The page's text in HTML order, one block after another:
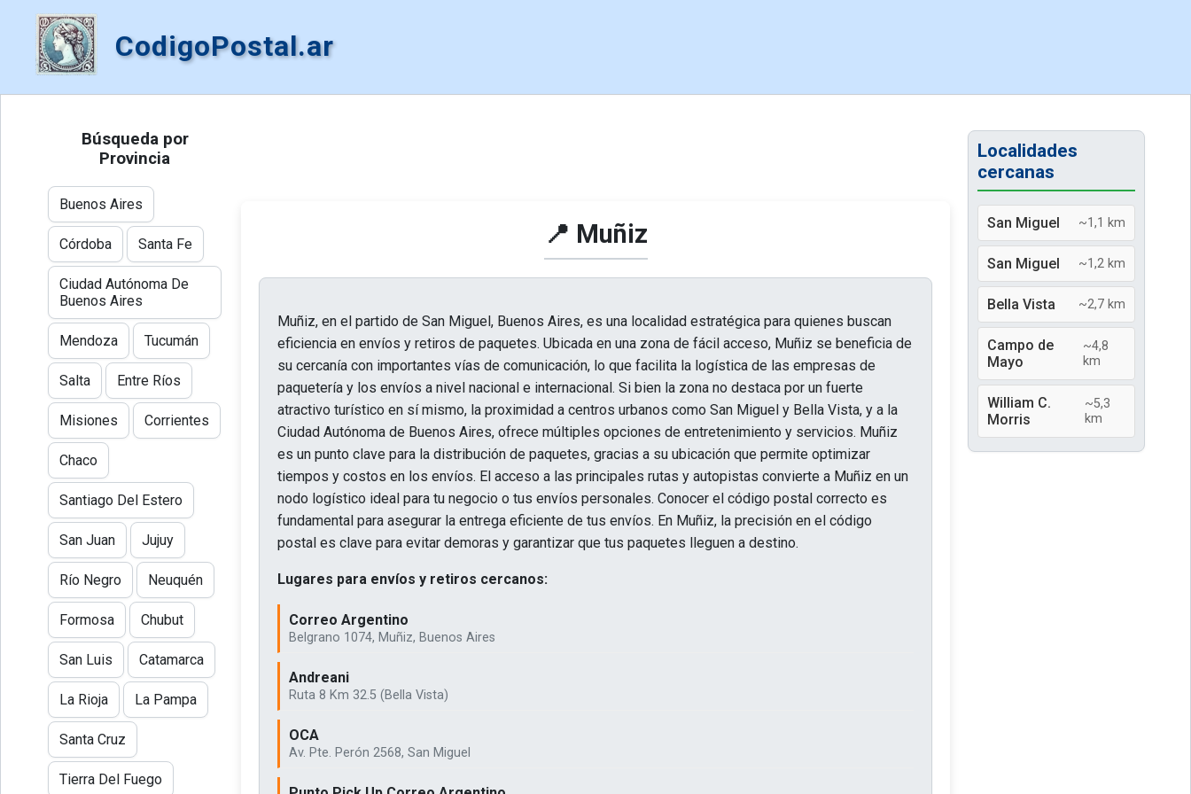
CodigoPostal.ar
📍 Muñiz
Muñiz, en el partido de San Miguel, Buenos Aires, es una localidad estratégica para quienes buscan
eficiencia en envíos y retiros de paquetes. Ubicada en una zona de fácil acceso, Muñiz se beneficia de
su cercanía con importantes vías de comunicación, lo que facilita la logística de las empresas de
paquetería y los envíos a nivel nacional e internacional. Si bien la zona no destaca por un fuerte
atractivo turístico en sí mismo, la proximidad a centros urbanos como San Miguel y Bella Vista, y a la
Ciudad Autónoma de Buenos Aires, ofrece múltiples opciones de entretenimiento y servicios. Muñiz
es un punto clave para la distribución de paquetes, gracias a su ubicación que permite optimizar
tiempos y costos en los envíos. El acceso a las principales rutas y autopistas convierte a Muñiz en un
nodo logístico ideal para tu negocio o tus envíos personales. Conocer el código postal correcto es
fundamental para asegurar la entrega eficiente de tus envíos. En Muñiz, la precisión en el código
postal es clave para evitar demoras y garantizar que tus paquetes lleguen a destino.
Lugares para envíos y retiros cercanos:
Correo Argentino
Belgrano 1074, Muñiz, Buenos Aires
Andreani
Ruta 8 Km 32.5 (Bella Vista)
OCA
Av. Pte. Perón 2568, San Miguel
Búsqueda por
Provincia
Buenos Aires
Córdoba Santa Fe
Ciudad Autónoma De
Buenos Aires
Mendoza Tucumán
Salta Entre Ríos
Misiones Corrientes
Chaco
Santiago Del Estero
San Juan Jujuy
Río Negro Neuquén
Formosa Chubut
San Luis Catamarca
La Rioja La Pampa
Santa Cruz
Tierra Del Fuego
Localidades
cercanas
San Miguel ~1,1 km
San Miguel ~1,2 km
Bella Vista ~2,7 km
Campo de
Mayo
~4,8
km
William C.
Morris
~5,3
km